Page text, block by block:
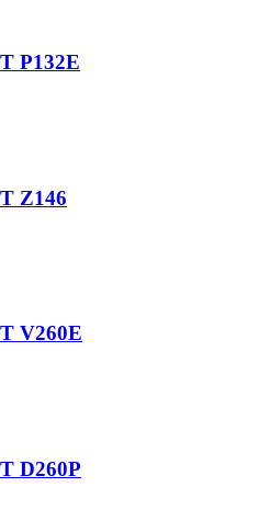
P132E
Z146
V260E
D260P